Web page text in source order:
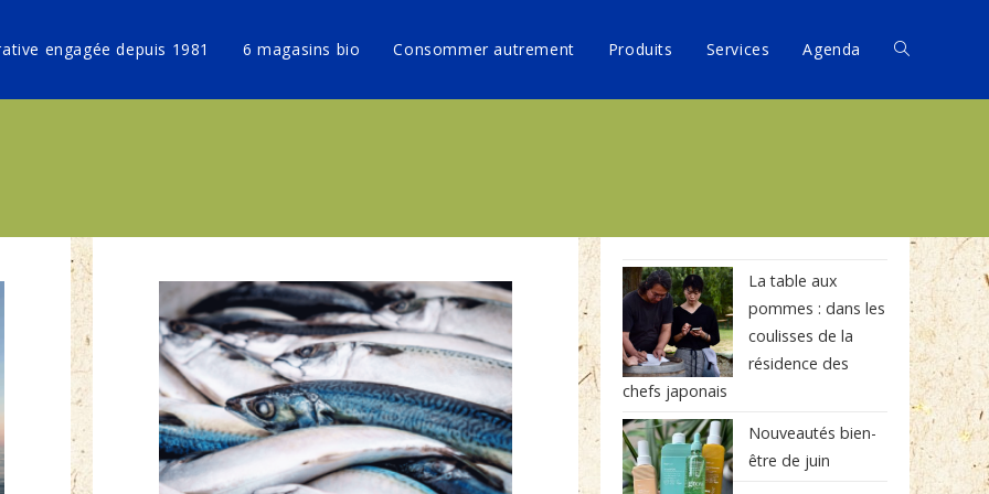
engagée depuis 1981 6 magasins bio Consommer autrement Produits Services Agenda
La table aux
pommes : dans les
coulisses de la
résidence des
chefs japonais
Nouveautés bien-
être de juin